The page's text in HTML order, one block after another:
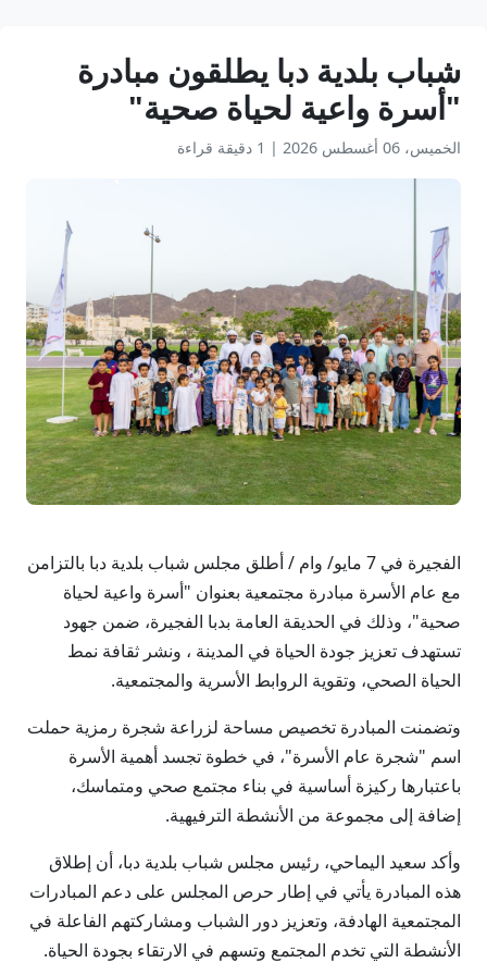
شباب بلدية دبا يطلقون مبادرة
"أسرة واعية لحياة صحية"
الخميس، 06 أغسطس 2026 | 1 دقيقة قراءة
الفجيرة في 7 مايو/ وام / أطلق مجلس شباب بلدية دبا بالتزامن
مع عام الأسرة مبادرة مجتمعية بعنوان "أسرة واعية لحياة
صحية"، وذلك في الحديقة العامة بدبا الفجيرة، ضمن جهود
تستهدف تعزيز جودة الحياة في المدينة ، ونشر ثقافة نمط
الحياة الصحي، وتقوية الروابط الأسرية والمجتمعية.
وتضمنت المبادرة تخصيص مساحة لزراعة شجرة رمزية حملت
اسم "شجرة عام الأسرة"، في خطوة تجسد أهمية الأسرة
باعتبارها ركيزة أساسية في بناء مجتمع صحي ومتماسك،
إضافة إلى مجموعة من الأنشطة الترفيهية.
وأكد سعيد اليماحي، رئيس مجلس شباب بلدية دبا، أن إطلاق
هذه المبادرة يأتي في إطار حرص المجلس على دعم المبادرات
المجتمعية الهادفة، وتعزيز دور الشباب ومشاركتهم الفاعلة في
الأنشطة التي تخدم المجتمع وتسهم في الارتقاء بجودة الحياة.